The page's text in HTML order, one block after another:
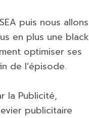
puis nous allons
en plus une black
optimiser ses
de l’épisode.
la Publicité,
publicitaire